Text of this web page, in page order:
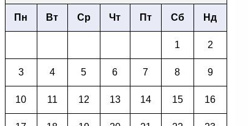
Пн Вт Ср Чт Пт Сб Нд
1 2
3 4 5 6 7 8 9
10 11 12 13 14 15 16